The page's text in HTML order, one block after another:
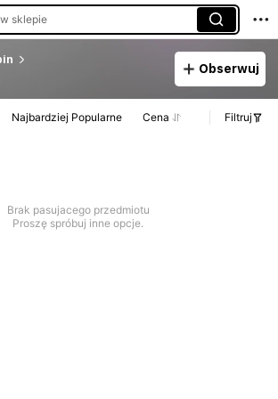
sklepie
Obserwuj
Najbardziej Popularne Cena Filtruj
Brak pasujacego przedmiotu
Proszę spróbuj inne opcje.